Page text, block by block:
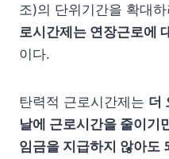
조)의 단위기간을 확대
로시간제는 연장근로에
이다.
탄력적 근로시간제는 더
날에 근로시간을 줄이기
임금을 지급하지 않아도